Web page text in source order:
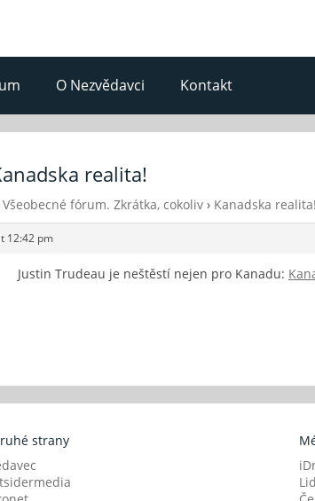
O Nezvědavci Kontakt
realita!
Všeobecné fórum. Zkrátka, cokoliv › Kanadska realita!
12:42 pm
Justin Trudeau je neštěstí nejen pro Kanadu:
strany